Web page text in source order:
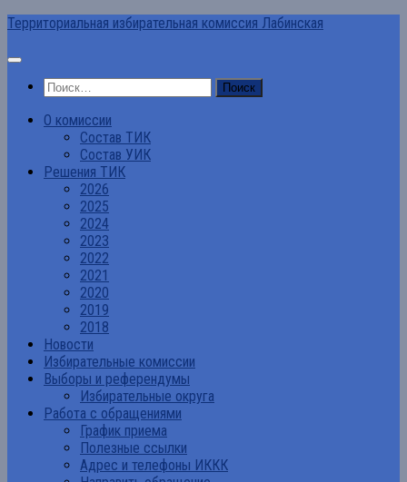
Перейти
содержимому
Территориальная избирательная комиссия Лабинская
Найти:
О комиссии
Состав ТИК
Состав УИК
Решения ТИК
2026
2025
2024
2023
2022
2021
2020
2019
2018
Новости
Избирательные комиссии
Выборы и референдумы
Избирательные округа
Работа с обращениями
График приема
Полезные ссылки
Адрес и телефоны ИККК